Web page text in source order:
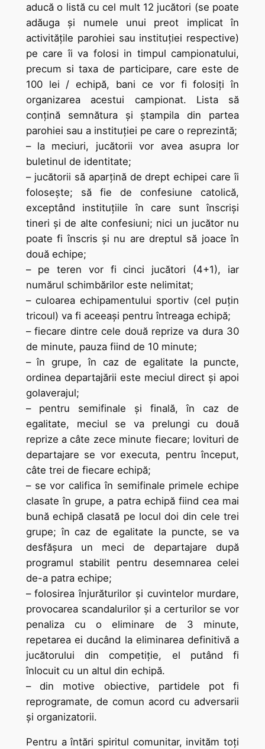
aducă o listă cu cel mult 12 jucători (se poate
adăuga şi numele unui preot implicat în
activităţile parohiei sau instituţiei respective)
pe care îi va folosi in timpul campionatului,
precum si taxa de participare, care este de
100 lei / echipă, bani ce vor fi folosiţi în
organizarea acestui campionat. Lista să
conţină semnătura şi ştampila din partea
parohiei sau a instituţiei pe care o reprezintă;
– la meciuri, jucătorii vor avea asupra lor
buletinul de identitate;
– jucătorii să aparţină de drept echipei care îi
foloseşte; să fie de confesiune catolică,
exceptând instituţiile în care sunt înscrişi
tineri şi de alte confesiuni; nici un jucător nu
poate fi înscris şi nu are dreptul să joace în
două echipe;
– pe teren vor fi cinci jucători (4+1), iar
numărul schimbărilor este nelimitat;
– culoarea echipamentului sportiv (cel puţin
tricoul) va fi aceeaşi pentru întreaga echipă;
– fiecare dintre cele două reprize va dura 30
de minute, pauza fiind de 10 minute;
– în grupe, în caz de egalitate la puncte,
ordinea departajării este meciul direct şi apoi
golaverajul;
– pentru semifinale şi finală, în caz de
egalitate, meciul se va prelungi cu două
reprize a câte zece minute fiecare; lovituri de
departajare se vor executa, pentru început,
câte trei de fiecare echipă;
– se vor califica în semifinale primele echipe
clasate în grupe, a patra echipă fiind cea mai
bună echipă clasată pe locul doi din cele trei
grupe; în caz de egalitate la puncte, se va
desfăşura un meci de departajare după
programul stabilit pentru desemnarea celei
de-a patra echipe;
– folosirea înjurăturilor şi cuvintelor murdare,
provocarea scandalurilor şi a certurilor se vor
penaliza cu o eliminare de 3 minute,
repetarea ei ducând la eliminarea definitivă a
jucătorului din competiţie, el putând fi
înlocuit cu un altul din echipă.
– din motive obiective, partidele pot fi
reprogramate, de comun acord cu adversarii
şi organizatorii.
Pentru a întări spiritul comunitar, invităm toţi